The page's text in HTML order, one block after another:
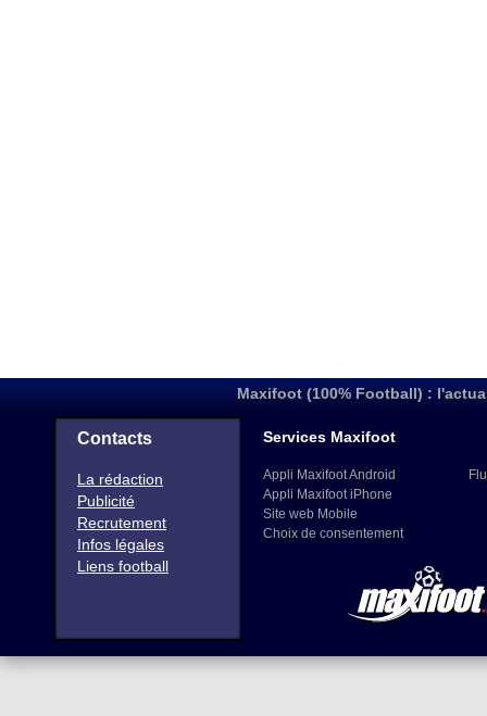
Maxifoot (100% Football) :
Contacts
La rédaction
Publicité
Recrutement
Infos légales
Liens football
Services Maxifoot
Appli Maxifoot Android
Appli Maxifoot iPhone
Site web Mobile
Choix de consentement